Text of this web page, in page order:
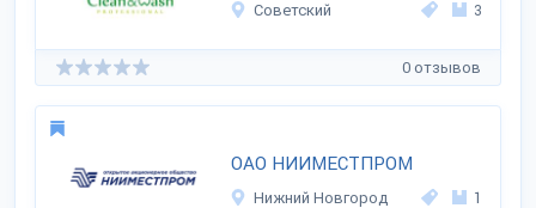
Советский 3
0 отзывов
ОАО НИИМЕСТПРОМ
Нижний Новгород 1